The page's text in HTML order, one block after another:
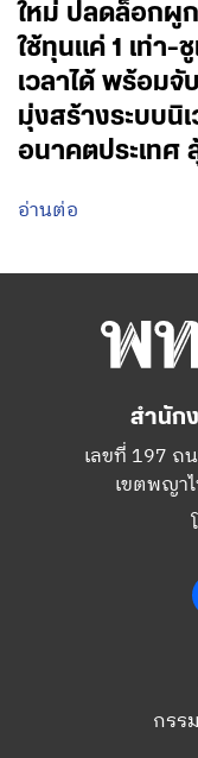
ใหม่ ปลดล็อกผู
ใช้ทุนแค่ 1 เท่า
เวลาได้ พร้อมจั
มุ่งสร้างระบบนิ
อนาคตประเทศ
อ่านต่อ
สำนัก
เลขที่ 197 ถ
เขตพญา
กรร